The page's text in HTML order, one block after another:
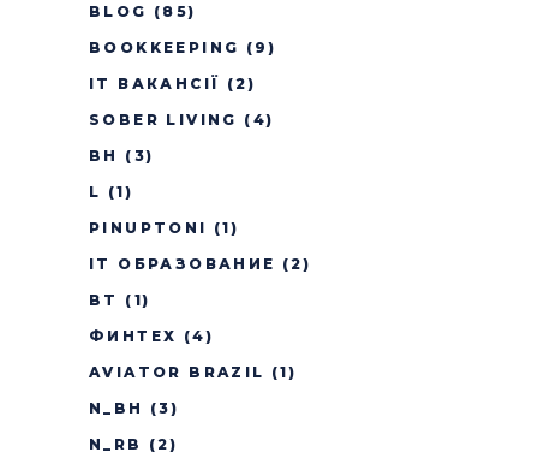
BLOG (85)
BOOKKEEPING (9)
IT ВАКАНСІЇ
(2)
SOBER LIVING (4)
BH
(3)
L (1)
PINUPTONI (1)
IT ОБРАЗОВАНИЕ (2)
BT
(1)
ФИНТЕХ (4)
AVIATOR BRAZIL (1)
N_BH
(3)
N_RB
(2)